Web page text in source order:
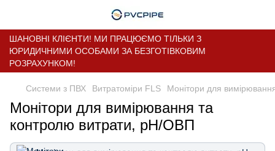
ШАНОВНІ КЛІЄНТИ! МИ ПРАЦЮЄМО ТІЛЬКИ З
ЮРИДИЧНИМИ ОСОБАМИ ЗА БЕЗГОТІВКОВИМ
РОЗРАХУНКОМ!
Системи з ПВХ Витратоміри FLS Монітори для
Монітори для вимірювання та
контролю витрати, pH/ОВП